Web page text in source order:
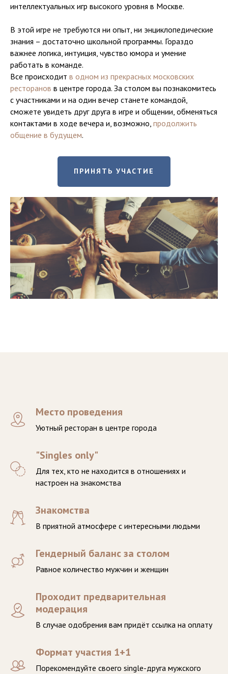
интеллектуальных игр высокого уровня в Москве.
В этой игре не требуются ни опыт, ни энциклопедические
знания – достаточно школьной программы. Гораздо
важнее логика, интуиция, чувство юмора и умение
работать в команде.
Все происходит в одном из прекрасных московских
ресторанов в центре города. За столом вы познакомитесь
с участниками и на один вечер станете командой,
сможете увидеть друг друга в игре и общении, обменяться
контактами в ходе вечера и, возможно, продолжить
общение в будущем.
ПРИНЯТЬ УЧАСТИЕ
Место проведения
Уютный ресторан в центре города
"Singles only"
Для тех, кто не находится в отношениях и
настроен на знакомства
Знакомства
В приятной атмосфере с интересными людьми
Гендерный баланс за столом
Равное количество мужчин и женщин
Проходит предварительная
модерация
В случае одобрения вам придёт ссылка на оплату
Формат участия 1+1
Порекомендуйте своего single-друга мужского